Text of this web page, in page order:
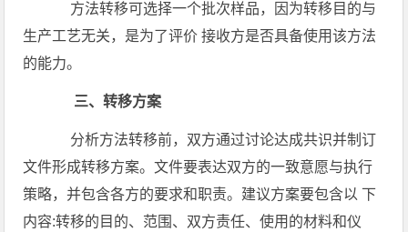
方法转移可选择一个批次样品，因为转移目的与
生产工艺无关，是为了评价 接收方是否具备使用该方法
的能力。
三、转移方案
分析方法转移前，双方通过讨论达成共识并制订
文件形成转移方案。文件要表达双方的一致意愿与执行
策略，并包含各方的要求和职责。建议方案要包含以 下
内容:转移的目的、范围、双方责任、使用的材料和仪